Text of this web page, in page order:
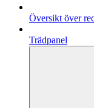
Översikt över
Trädpanel